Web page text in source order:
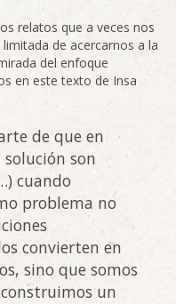
relatos que a veces nos
de acercarnos a la
del enfoque
en este texto de Insa
de que en
son
cuando
problema no
convierten en
sino que somos
un